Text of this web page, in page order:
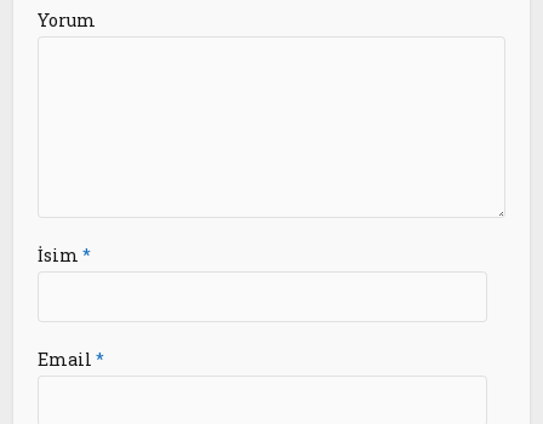
Yorum
İsim*
Email*